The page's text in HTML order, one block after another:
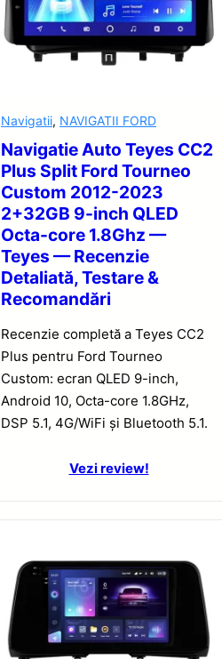
Navigatii, NAVIGATII FORD
Navigatie Auto Teyes CC2
Plus Split Ford Tourneo
Custom 2012-2023
2+32GB 9-inch QLED
Octa-core 1.8Ghz —
Teyes — Recenzie
Detaliată, Testare &
Recomandări
Recenzie completă a Teyes CC2
Plus pentru Ford Tourneo
Custom: ecran QLED 9-inch,
Android 10, Octa-core 1.8GHz,
DSP 5.1, 4G/WiFi și Bluetooth 5.1.
Vezi review!